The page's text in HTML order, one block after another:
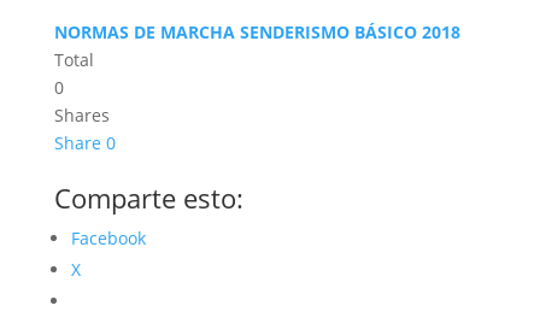
NORMAS DE MARCHA SENDERISMO BÁSICO 2018
Total
0
Shares
Share 0
Comparte esto:
Facebook
X